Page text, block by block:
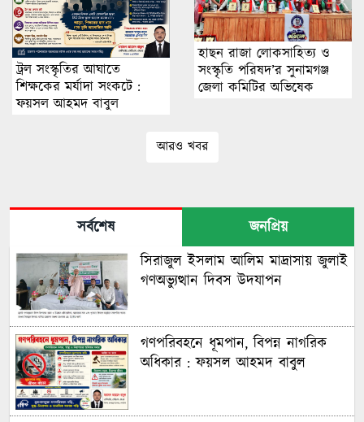
ট্রল সংস্কৃতির আঘাতে
শিক্ষকের মর্যাদা সংকটে :
ফয়সল আহমদ বাবুল
হাছন রাজা লোকসাহিত্য ও
সংস্কৃতি পরিষদ’র সুনামগঞ্জ
জেলা কমিটির অভিষেক
আরও খবর
সর্বশেষ
জনপ্রিয়
সিরাজুল ইসলাম আলিম মাদ্রাসায় জুলাই
গণঅভ্যুত্থান দিবস উদযাপন
গণপরিবহনে ধূমপান, বিপন্ন নাগরিক
অধিকার : ফয়সল আহমদ বাবুল